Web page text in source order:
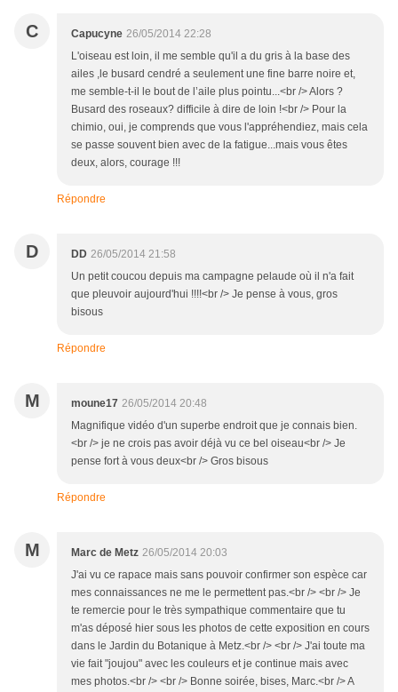
C Capucyne 26/05/2014 22:28
L'oiseau est loin, il me semble qu'il a du gris à la base des
ailes ,le busard cendré a seulement une fine barre noire et,
me semble-t-il le bout de l’aile plus pointu...<br /> Alors ?
Busard des roseaux? difficile à dire de loin !<br /> Pour la
chimio, oui, je comprends que vous l'appréhendiez, mais cela
se passe souvent bien avec de la fatigue...mais vous êtes
deux, alors, courage !!!
Répondre
D DD 26/05/2014 21:58
Un petit coucou depuis ma campagne pelaude où il n'a fait
que pleuvoir aujourd'hui !!!!<br /> Je pense à vous, gros
bisous
Répondre
M moune17 26/05/2014 20:48
Magnifique vidéo d'un superbe endroit que je connais bien.
<br /> je ne crois pas avoir déjà vu ce bel oiseau<br /> Je
pense fort à vous deux<br /> Gros bisous
Répondre
M Marc de Metz 26/05/2014 20:03
J'ai vu ce rapace mais sans pouvoir confirmer son espèce car
mes connaissances ne me le permettent pas.<br /> <br /> Je
te remercie pour le très sympathique commentaire que tu
m'as déposé hier sous les photos de cette exposition en cours
dans le Jardin du Botanique à Metz.<br /> <br /> J'ai toute ma
vie fait "joujou" avec les couleurs et je continue mais avec
mes photos.<br /> <br /> Bonne soirée, bises, Marc.<br /> A